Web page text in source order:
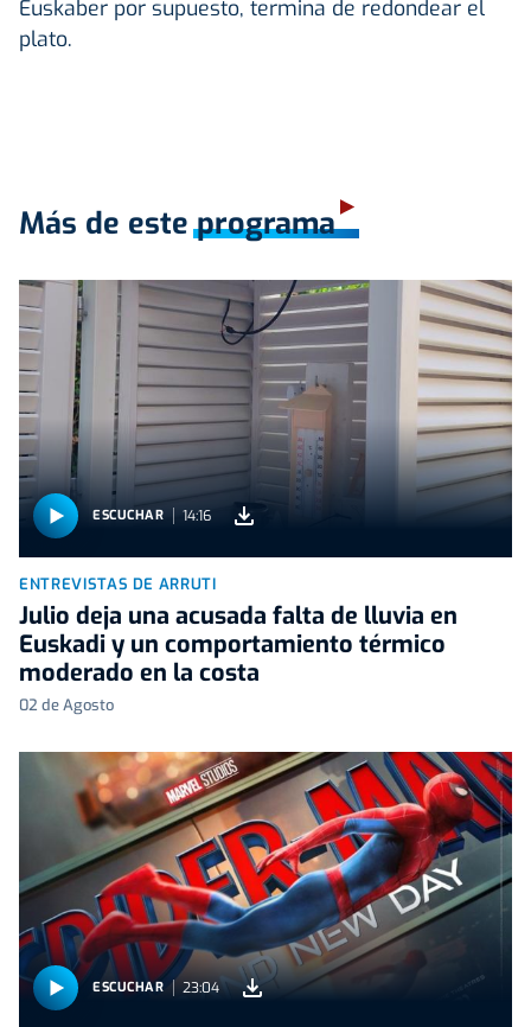
Euskaber por supuesto, termina de redondear el
plato.
Más de este programa
ESCUCHAR 14:16
ENTREVISTAS DE ARRUTI
Julio deja una acusada falta de lluvia en
Euskadi y un comportamiento térmico
moderado en la costa
02 de Agosto
ESCUCHAR 23:04